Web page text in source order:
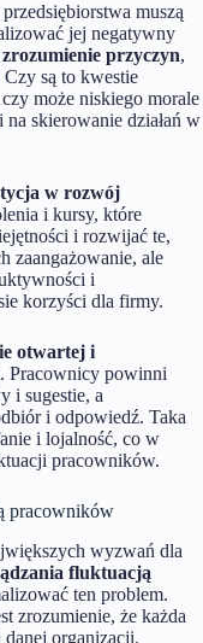
muszą
jej negatywny
przyczyn,
są to kwestie
może niskiego morale
skierowanie działań w
w rozwój
i kursy, które
i rozwijać te,
zaangażowanie, ale
i
korzyści dla firmy.
otwartej i
Pracownicy powinni
i sugestie, a
i odpowiedź. Taka
i lojalność, co w
pracowników.
pracowników
wyzwań dla
fluktuacją
ten problem.
zrozumienie, że każda
organizacji.